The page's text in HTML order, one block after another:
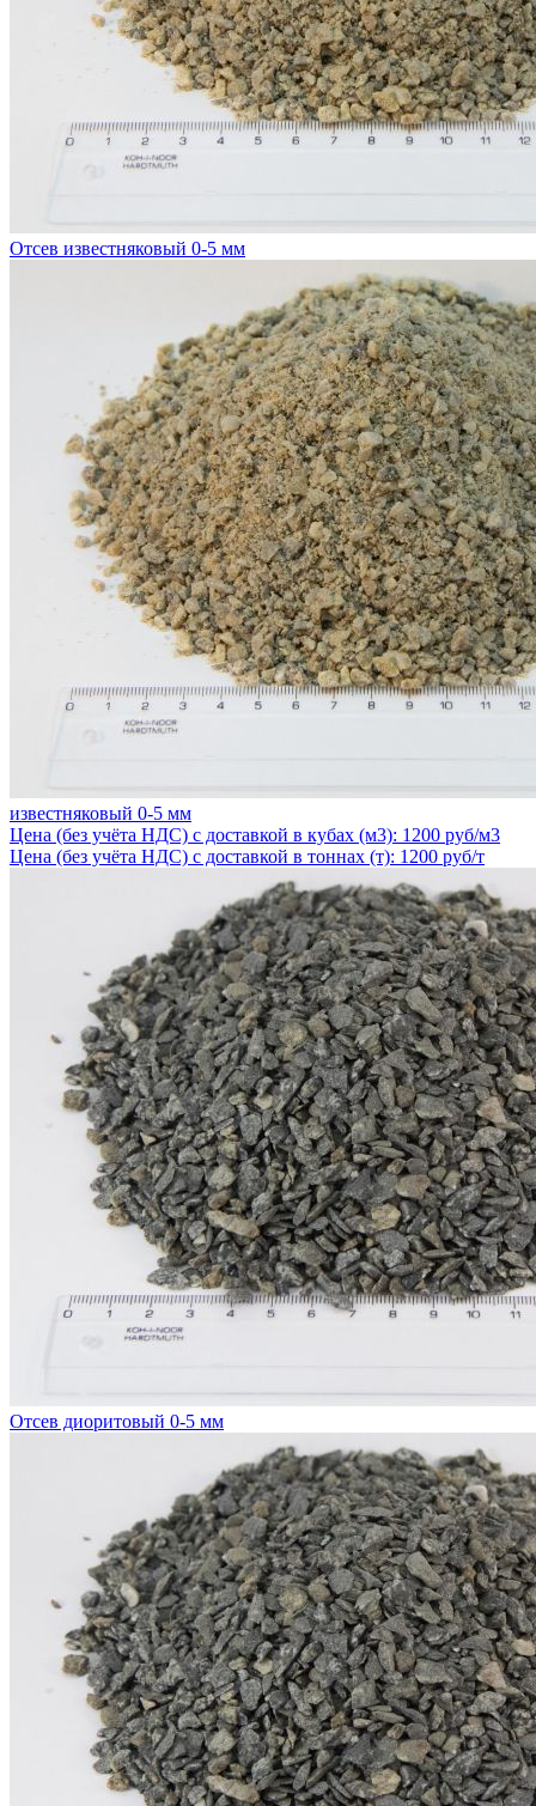
Отсев известняковый 0-5 мм
известняковый 0-5 мм
Цена (без учёта НДС) с доставкой в кубах (м3): 1200 руб/м3
Цена (без учёта НДС) с доставкой в тоннах (т): 1200 руб/т
Отсев диоритовый 0-5 мм